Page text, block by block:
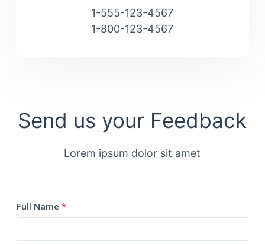
1-555-123-4567
1-800-123-4567
Send us your Feedback
Lorem ipsum dolor sit amet
Full Name *